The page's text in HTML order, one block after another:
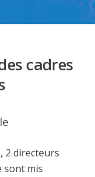
cadres
2 directeurs
sont mis